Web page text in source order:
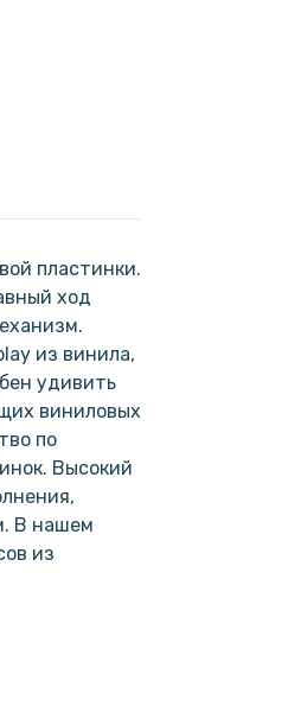
пластинки.
ход
из винила,
удивить
виниловых
по
Высокий
В нашем
из